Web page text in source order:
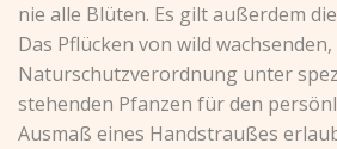
nie alle Blüten. Es gilt außerdem
Das Pflücken von wild
Naturschutzverordnung unter
stehenden Pfanzen für den
Ausmaß eines Handstraußes